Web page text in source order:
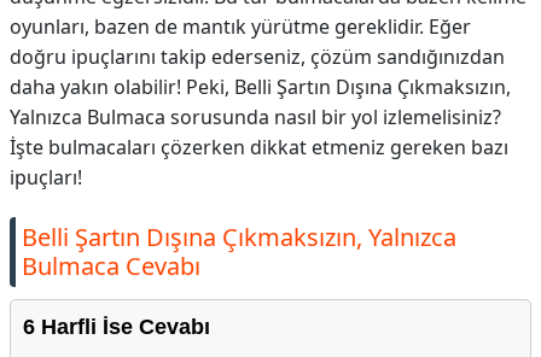
oyunları, bazen de mantık yürütme gereklidir. Eğer
doğru ipuçlarını takip ederseniz, çözüm sandığınızdan
daha yakın olabilir! Peki, Belli Şartın Dışına Çıkmaksızın,
Yalnızca Bulmaca sorusunda nasıl bir yol izlemelisiniz?
İşte bulmacaları çözerken dikkat etmeniz gereken bazı
ipuçları!
Belli Şartın Dışına Çıkmaksızın, Yalnızca
Bulmaca Cevabı
6 Harfli İse Cevabı